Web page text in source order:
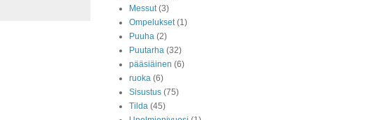
Messut (3)
Ompelukset (1)
Puuha (2)
Puutarha (32)
pääsiäinen (6)
ruoka (6)
Sisustus (75)
Tilda (45)